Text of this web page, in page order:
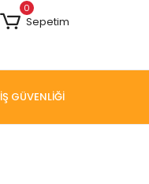
0
Sepetim
İŞ GÜVENLİĞİ